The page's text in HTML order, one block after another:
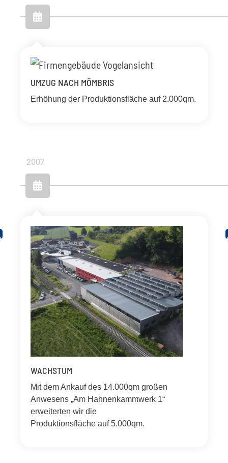
UMZUG NACH MÖMBRIS
Erhöhung der Produktionsfläche auf 2.000qm.
2007
WACHSTUM
Mit dem Ankauf des 14.000qm großen
Anwesens „Am Hahnenkammwerk 1“
erweiterten wir die
Produktionsfläche auf 5.000qm.